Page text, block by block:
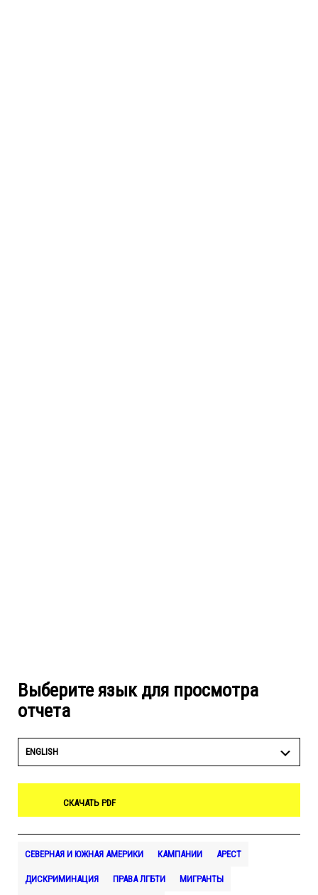
Выберите язык для просмотра
отчета
ENGLISH
СКАЧАТЬ PDF
СЕВЕРНАЯ И ЮЖНАЯ АМЕРИКИ КАМПАНИИ АРЕСТ
ДИСКРИМИНАЦИЯ ПРАВА ЛГБТИ МИГРАНТЫ